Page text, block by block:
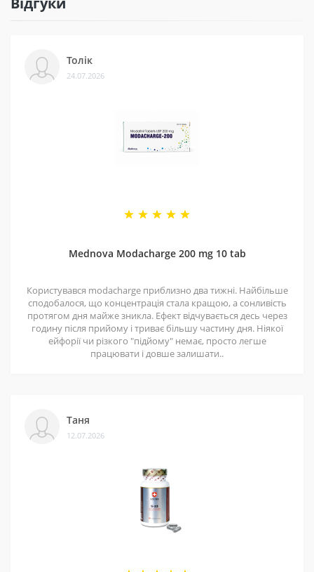
різних платформах. Це підтверджує, що нам можна
довіряти.
Маємо хороші ціни завдяки прямим контактам із
постачальниками. Часто бувають знижки — слідкуйте
допомогли багатьом клієнтам. Нам приємно, що нас
Толік
24.07.2026
Mednova Modacharge 200 mg 10 tab
Користувався modacharge приблизно два тижні. Найбільше
сподобалося, що концентрація стала кращою, а сонливість
протягом дня майже зникла. Ефект відчувається десь через
годину після прийому і триває більшу частину дня. Ніякої
ейфорії чи різкого "підйому" немає, просто легше
працювати і довше залишати..
Таня
12.07.2026